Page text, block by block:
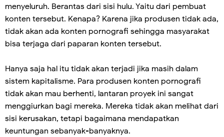
menyeluruh. Berantas dari sisi hulu. Yaitu dari pembuat
konten tersebut. Kenapa? Karena jika produsen tidak ada,
tidak akan ada konten pornografi sehingga masyarakat
bisa terjaga dari paparan konten tersebut.
Hanya saja hal itu tidak akan terjadi jika masih dalam
sistem kapitalisme. Para produsen konten pornografi
tidak akan mau berhenti, lantaran proyek ini sangat
menggiurkan bagi mereka. Mereka tidak akan melihat dari
sisi kerusakan, tetapi bagaimana mendapatkan
keuntungan sebanyak-banyaknya.